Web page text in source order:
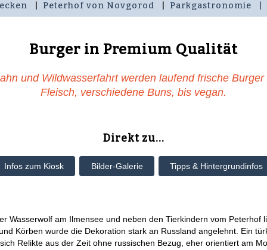
Peterhof von Novgorod Parkgastronomie
Burger in Premium Qualität
und Wildwasserfahrt werden laufend frische
Fleisch, verschiedene Buns, bis vegan.
Direkt zu...
Infos zum Kiosk Bilder-Galerie Tipps & Hintergrundinfos
Wasserwolf am Ilmensee und neben den Tierkindern vom Peterhof
Körben wurde die Dekoration stark an Russland angelehnt. Ein
Relikte aus der Zeit ohne russischen Bezug, eher orientiert am